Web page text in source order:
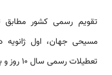
تقویم رسمی کشور مطابق
مسیحی جهان، اول ژانویه
تعطیلات رسمی سال 10 روز و به شرح ذیل می‌باشد: